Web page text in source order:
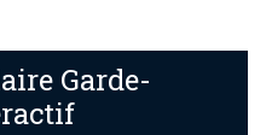
Garde-